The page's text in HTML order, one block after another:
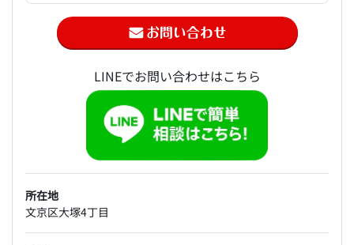
LINEでお問い合わせはこちら
所在地
文京区大塚4丁目